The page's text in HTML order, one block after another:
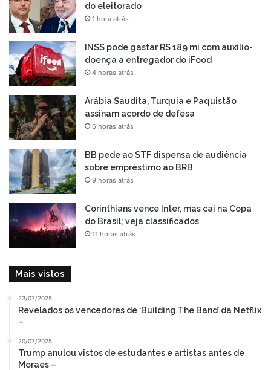
do eleitorado
1 hora atrás
INSS pode gastar R$ 189 mi com auxílio-
doença a entregador do iFood
4 horas atrás
Arábia Saudita, Turquia e Paquistão
assinam acordo de defesa
6 horas atrás
BB pede ao STF dispensa de audiência
sobre empréstimo ao BRB
9 horas atrás
Corinthians vence Inter, mas cai na Copa
do Brasil; veja classificados
11 horas atrás
Mais vistos
23/07/2025
Revelados os vencedores de ‘Building The Band’ da Netflix
–
20/07/2025
Trump anulou vistos de estudantes e artistas antes de
Moraes –